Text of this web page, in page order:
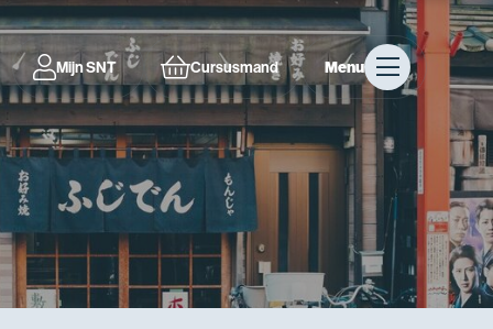
Mijn SNT Cursusmand Menu